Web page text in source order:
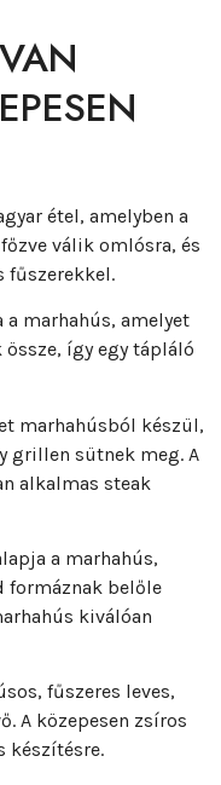
étel, amelyben a
válik omlósra, és
fűszerekkel.
a marhahús, amelyet
így egy tápláló
marhahúsból készül,
grillen sütnek meg. A
alkalmas steak
a marhahús,
formáznak belőle
kiválóan
fűszeres leves,
A közepesen zsíros
készítésre.